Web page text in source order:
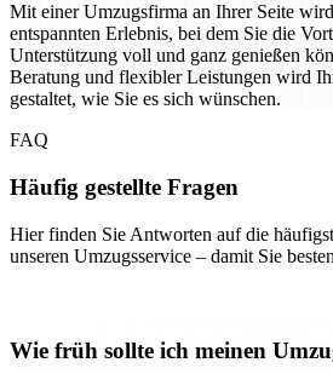
Mit einer Umzugsfirma an Ihrer Seite
entspannten Erlebnis, bei dem Sie die
Unterstützung voll und ganz genießen
Beratung und flexibler Leistungen wird
gestaltet, wie Sie es sich wünschen.
FAQ
Häufig gestellte Fragen
Hier finden Sie Antworten auf die
unseren Umzugsservice – damit Sie
Wie früh sollte ich meinen